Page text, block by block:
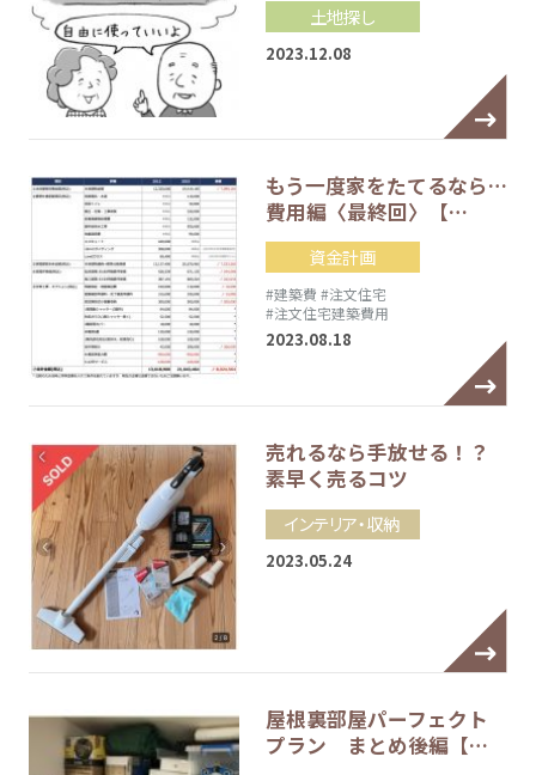
土地探し
2023.12.08
もう一度家をたてるなら…
費用編〈最終回〉【…
資金計画
#建築費 #注文住宅
#注文住宅建築費用
2023.08.18
売れるなら手放せる！？
素早く売るコツ
インテリア・収納
2023.05.24
屋根裏部屋パーフェクト
プラン まとめ後編【…